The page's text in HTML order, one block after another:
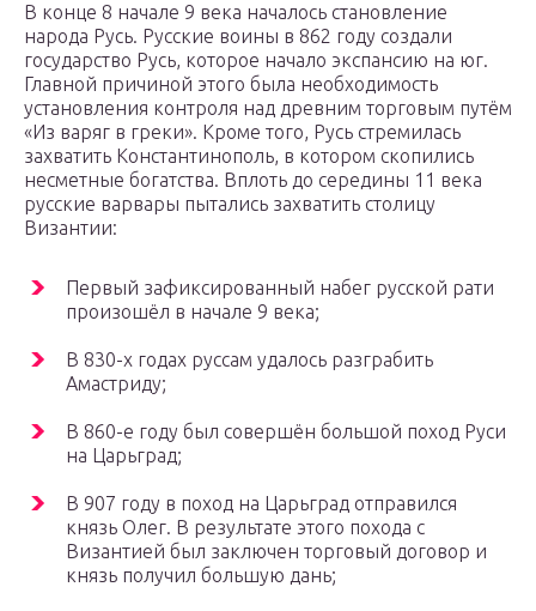
В конце 8 начале 9 века началось становление
народа Русь. Русские воины в 862 году создали
государство Русь, которое начало экспансию на юг.
Главной причиной этого была необходимость
установления контроля над древним торговым путём
«Из варяг в греки». Кроме того, Русь стремилась
захватить Константинополь, в котором скопились
несметные богатства. Вплоть до середины 11 века
русские варвары пытались захватить столицу
Византии:
Первый зафиксированный набег русской рати
произошёл в начале 9 века;
В 830-х годах руссам удалось разграбить
Амастриду;
В 860-е году был совершён большой поход Руси
на Царьград;
В 907 году в поход на Царьград отправился
князь Олег. В результате этого похода с
Византией был заключен торговый договор и
князь получил большую дань;